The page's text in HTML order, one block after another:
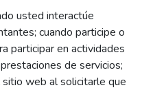
usted interactúe
cuando participe o
participar en actividades
de servicios;
web al solicitarle que